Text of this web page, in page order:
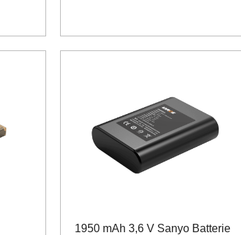
1950 mAh 3,6 V Sanyo Batterie